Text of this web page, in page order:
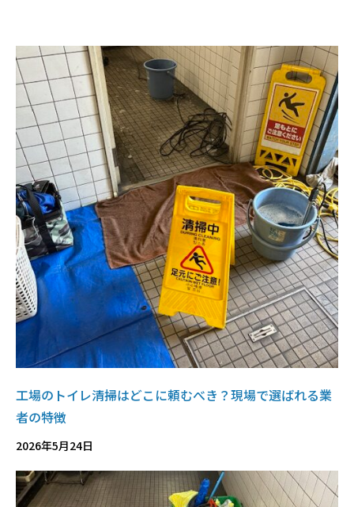
工場のトイレ清掃はどこに頼むべき？現場で選ばれる業
者の特徴
2026年5月24日